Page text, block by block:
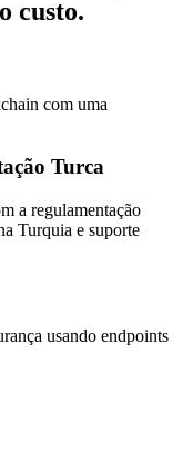
custo.
com uma
Turca
a regulamentação
Turquia e suporte
usando endpoints